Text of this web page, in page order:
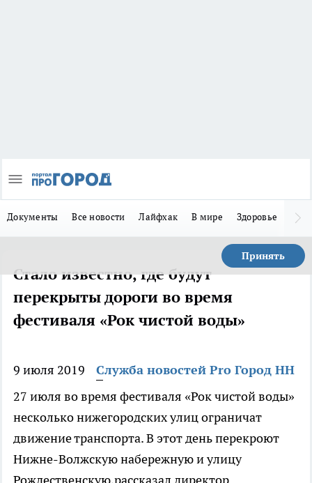
Документы Все новости Лайфхак В мире Здоровье
Принять
Стало известно, где будут
перекрыты дороги во время
фестиваля «Рок чистой воды»
9 июля 2019
Служба новостей Pro Город НН
27 июля во время фестиваля «Рок чистой воды»
несколько нижегородских улиц ограничат
движение транспорта. В этот день перекроют
Нижне-Волжскую набережную и улицу